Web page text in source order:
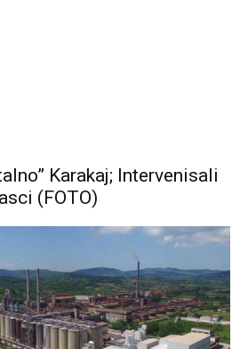
Karakaj; Intervenisali
(FOTO)